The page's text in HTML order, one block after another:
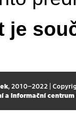
je
, 2010–2022 |
a informační centrum